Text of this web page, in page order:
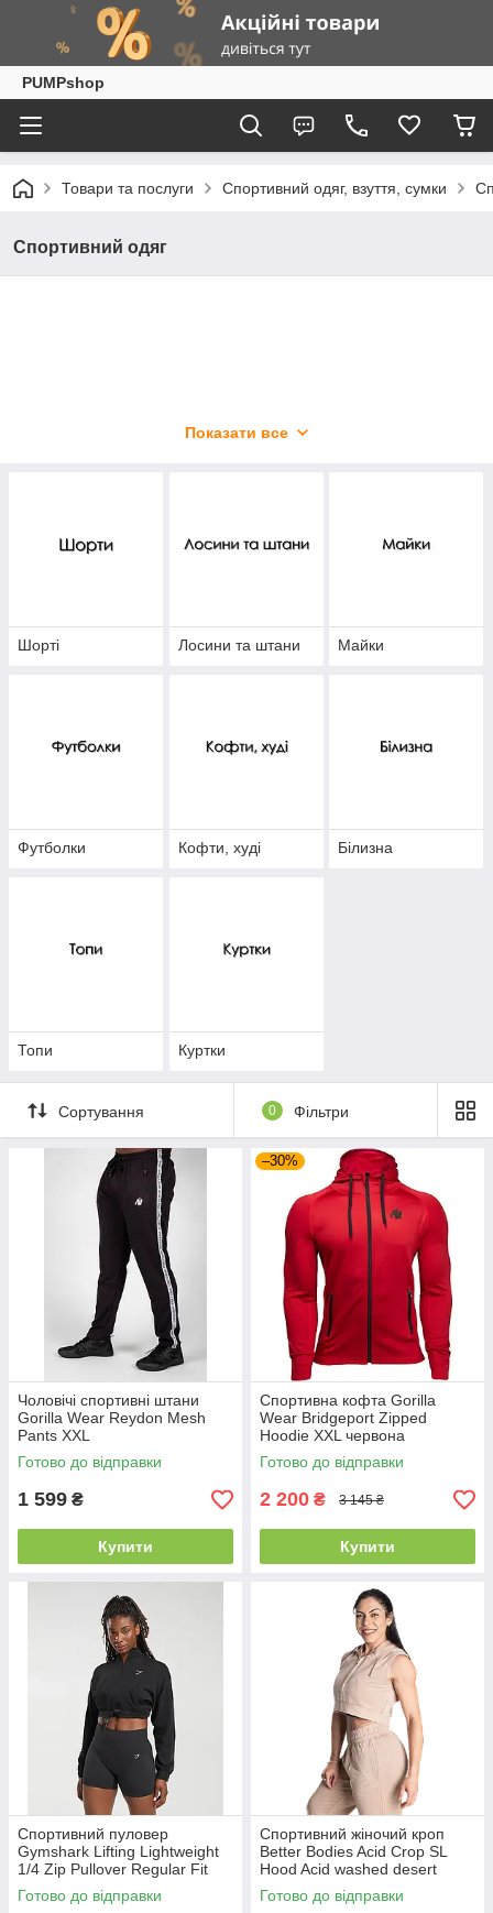
PUMPshop
Товари та послуги Спортивний одяг, взуття, сумки
Спортивний одяг
Показати все
Шорті Лосини та штани Майки
Футболки Кофти, худі Білизна
Топи Куртки
Сортування 0 Фільтри
Чоловічі спортивні штани
Gorilla Wear Reydon Mesh
Pants XXL
Готово до відправки
1 599 ₴
Купити
–30%
Спортивна кофта Gorilla
Wear Bridgeport Zipped
Hoodie XXL червона
Готово до відправки
2 200 ₴ 3 145 ₴
Купити
Спортивний пуловер
Gymshark Lifting Lightweight
1/4 Zip Pullover Regular Fit
Black S
Готово до відправки
Спортивний жіночий кроп
Better Bodies Acid Crop SL
Hood Acid washed desert
S/M/L
Готово до відправки